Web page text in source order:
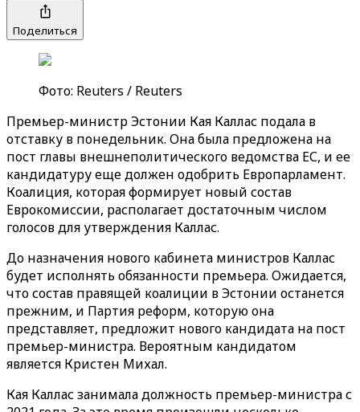
Поделиться
Фото: Reuters / Reuters
Премьер-министр Эстонии Кая Каллас подала в
отставку в понедельник. Она была предложена на
пост главы внешнеполитического ведомства ЕС, и ее
кандидатуру еще должен одобрить Европарламент.
Коалиция, которая формирует новый состав
Еврокомиссии, располагает достаточным числом
голосов для утверждения Каллас.
До назначения нового кабинета министров Каллас
будет исполнять обязанности премьера. Ожидается,
что состав правящей коалиции в Эстонии останется
прежним, и Партия реформ, которую она
представляет, предложит нового кандидата на пост
премьер-министра. Вероятным кандидатом
является Кристен Михал.
Кая Каллас занимала должность премьер-министра с